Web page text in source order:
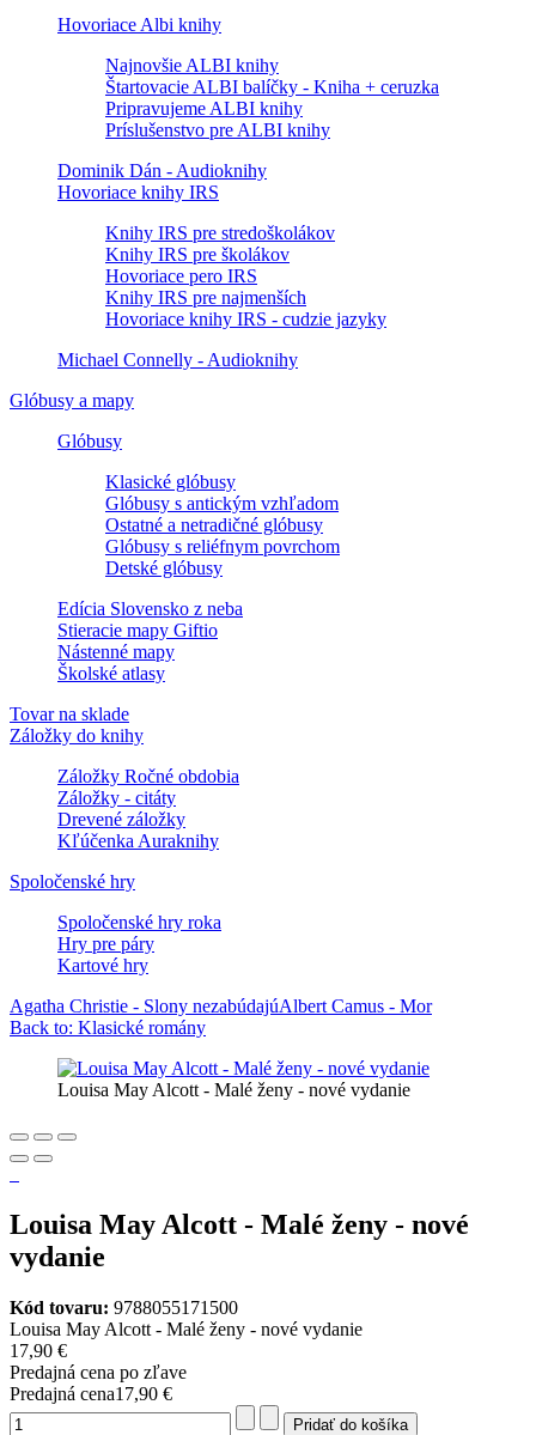
Hovoriace Albi knihy
Najnovšie ALBI knihy
Štartovacie ALBI balíčky - Kniha + ceruzka
Pripravujeme ALBI knihy
Príslušenstvo pre ALBI knihy
Dominik Dán - Audioknihy
Hovoriace knihy IRS
Knihy IRS pre stredoškolákov
Knihy IRS pre školákov
Hovoriace pero IRS
Knihy IRS pre najmenších
Hovoriace knihy IRS - cudzie jazyky
Michael Connelly - Audioknihy
Glóbusy a mapy
Glóbusy
Klasické glóbusy
Glóbusy s antickým vzhľadom
Ostatné a netradičné glóbusy
Glóbusy s reliéfnym povrchom
Detské glóbusy
Edícia Slovensko z neba
Stieracie mapy Giftio
Nástenné mapy
Školské atlasy
Tovar na sklade
Záložky do knihy
Záložky Ročné obdobia
Záložky - citáty
Drevené záložky
Kľúčenka Auraknihy
Spoločenské hry
Spoločenské hry roka
Hry pre páry
Kartové hry
Agatha Christie - Slony nezabúdajúAlbert Camus - Mor
Back to: Klasické romány
Louisa May Alcott - Malé ženy - nové vydanie
Louisa May Alcott - Malé ženy - nové
vydanie
Kód tovaru: 9788055171500
Louisa May Alcott - Malé ženy - nové vydanie
17,90 €
Predajná cena po zľave
Predajná cena17,90 €